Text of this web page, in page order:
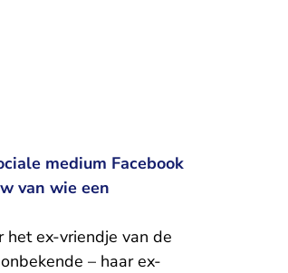
medium Facebook
van wie een
ex-vriendje van de
– haar ex-